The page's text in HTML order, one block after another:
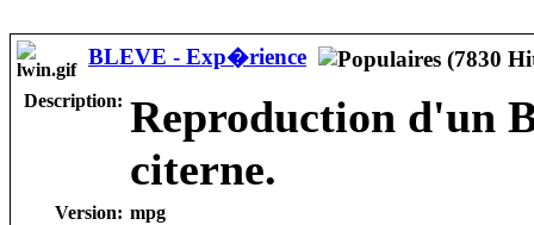
BLEVE - Exp�rience
Description: Reproduction d'un
citerne.
Version: mpg